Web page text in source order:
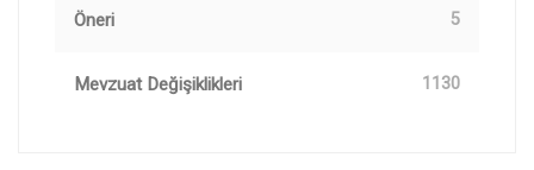
Öneri 5
Mevzuat Değişiklikleri 1130